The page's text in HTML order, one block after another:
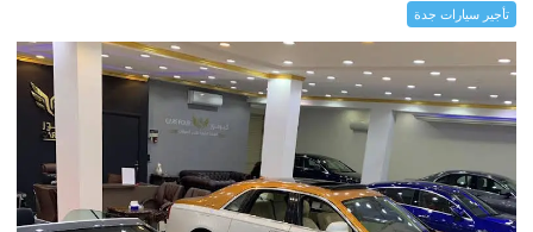
تأجير سيارات جدة